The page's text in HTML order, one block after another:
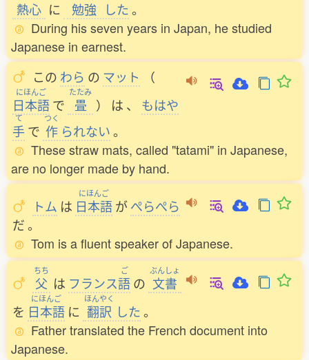
熱心 に 勉強 した。
During his seven years in Japan, he studied
Japanese in earnest.
この わら の マット （
にほんご
日本語で
たたみ
畳 ） は 、 もはや
て
手で
つく
作 られない。
These straw mats, called "tatami" in Japanese,
are no longer made by hand.
トム は
にほんご
日本語がぺらぺら
だ。
Tom is a fluent speaker of Japanese.
ちち
父 は フランス
ご
語の
ぶんしょ
文書
を
にほんご
日本語 に
ほんやく
翻訳 した。
Father translated the French document into
Japanese.